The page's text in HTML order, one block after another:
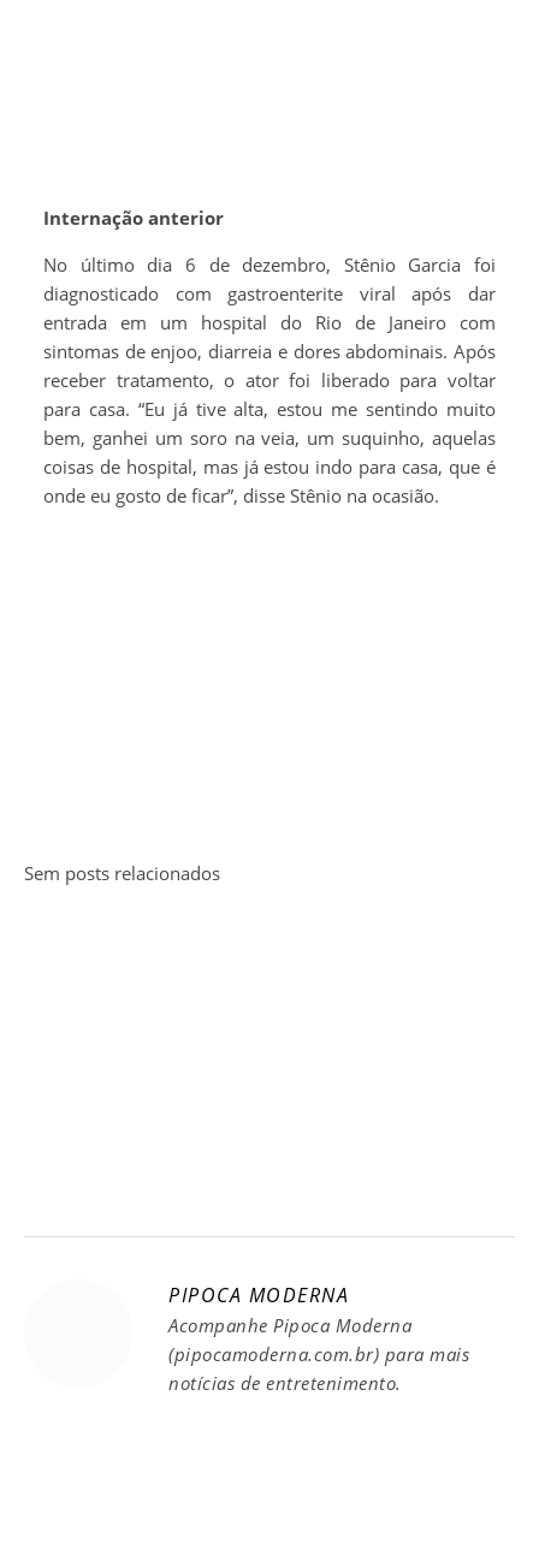
Internação anterior
No último dia 6 de dezembro, Stênio Garcia foi
diagnosticado com gastroenterite viral após dar
entrada em um hospital do Rio de Janeiro com
sintomas de enjoo, diarreia e dores abdominais. Após
receber tratamento, o ator foi liberado para voltar
para casa. “Eu já tive alta, estou me sentindo muito
bem, ganhei um soro na veia, um suquinho, aquelas
coisas de hospital, mas já estou indo para casa, que é
onde eu gosto de ficar”, disse Stênio na ocasião.
Sem posts relacionados
PIPOCA MODERNA
Acompanhe Pipoca Moderna
(pipocamoderna.com.br) para mais
notícias de entretenimento.